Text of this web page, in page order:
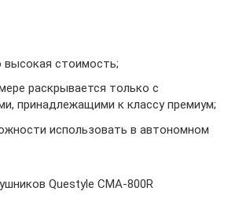
стоимость;
раскрывается только с
принадлежащими к классу премиум;
использовать в автономном
Questyle CMA-800R